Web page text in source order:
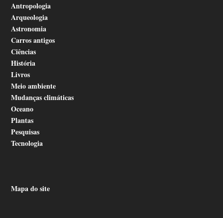
Antropologia
Arqueologia
Astronomia
Carros antigos
Ciências
História
Livros
Meio ambiente
Mudanças climáticas
Oceano
Plantas
Pesquisas
Tecnologia
Mapa do site